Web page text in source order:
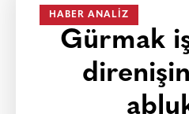
HABER ANALIZ
Gürmak